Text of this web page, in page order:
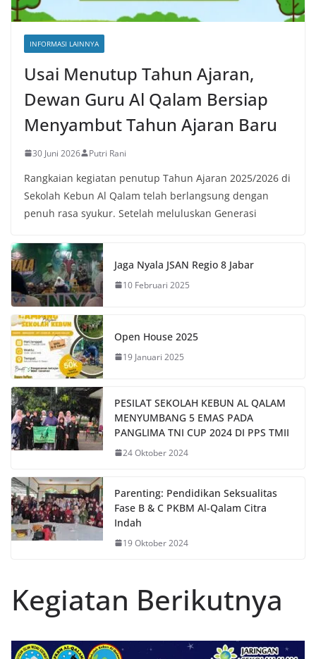
INFORMASI LAINNYA
Usai Menutup Tahun Ajaran,
Dewan Guru Al Qalam Bersiap
Menyambut Tahun Ajaran Baru
30 Juni 2026 Putri Rani
Rangkaian kegiatan penutup Tahun Ajaran 2025/2026 di
Sekolah Kebun Al Qalam telah berlangsung dengan
penuh rasa syukur. Setelah meluluskan Generasi
Jaga Nyala JSAN Regio 8 Jabar
10 Februari 2025
Open House 2025
19 Januari 2025
PESILAT SEKOLAH KEBUN AL QALAM
MENYUMBANG 5 EMAS PADA
PANGLIMA TNI CUP 2024 DI PPS TMII
24 Oktober 2024
Parenting: Pendidikan Seksualitas
Fase B & C PKBM Al-Qalam Citra
Indah
19 Oktober 2024
Kegiatan Berikutnya